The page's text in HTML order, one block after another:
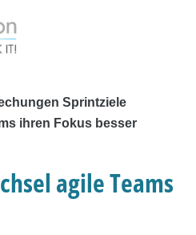
Sprintziele
ihren Fokus besser
agile Teams